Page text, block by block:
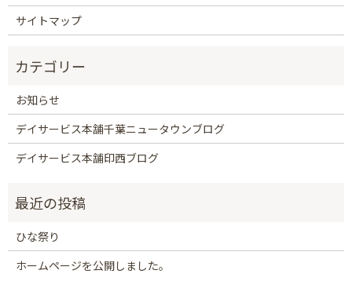
サイトマップ
お知らせ
デイサービス本舗千葉ニュータウンブログ
デイサービス本舗印西ブログ
ひな祭り
ホームページを公開しました。